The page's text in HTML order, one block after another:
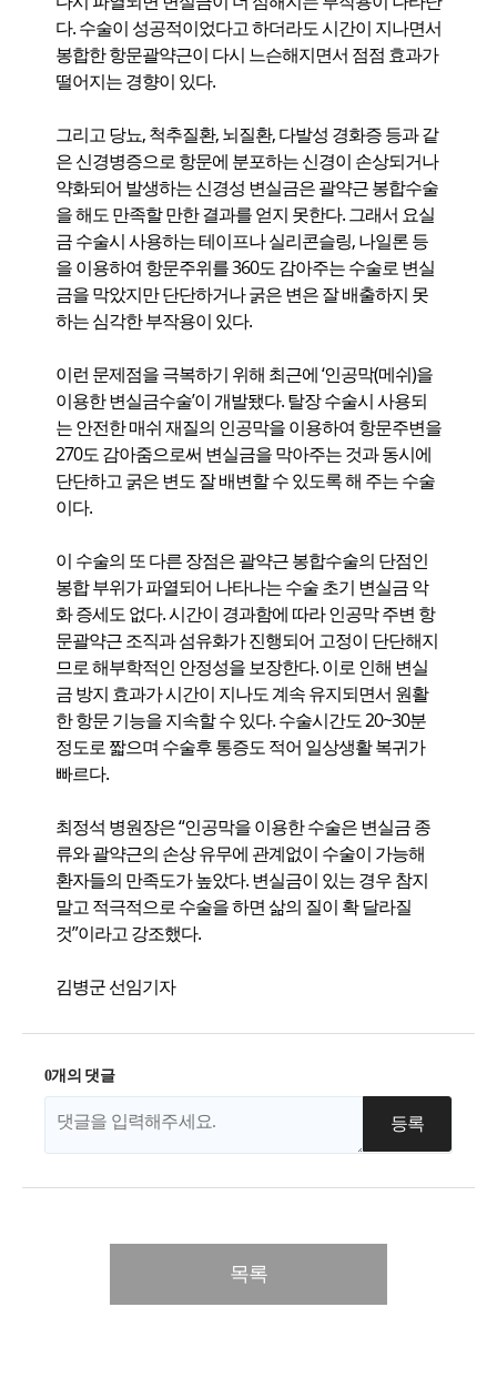
다. 수술이 성공적이었다고 하더라도 시간이 지나면서
봉합한 항문괄약근이 다시 느슨해지면서 점점 효과가
떨어지는 경향이 있다.
그리고 당뇨, 척추질환, 뇌질환, 다발성 경화증 등과 같
은 신경병증으로 항문에 분포하는 신경이 손상되거나
약화되어 발생하는 신경성 변실금은 괄약근 봉합수술
을 해도 만족할 만한 결과를 얻지 못한다. 그래서 요실
금 수술시 사용하는 테이프나 실리콘슬링, 나일론 등
을 이용하여 항문주위를 360도 감아주는 수술로 변실
금을 막았지만 단단하거나 굵은 변은 잘 배출하지 못
하는 심각한 부작용이 있다.
이런 문제점을 극복하기 위해 최근에 ‘인공막(메쉬)을
이용한 변실금수술’이 개발됐다. 탈장 수술시 사용되
는 안전한 매쉬 재질의 인공막을 이용하여 항문주변을
270도 감아줌으로써 변실금을 막아주는 것과 동시에
단단하고 굵은 변도 잘 배변할 수 있도록 해 주는 수술
이다.
이 수술의 또 다른 장점은 괄약근 봉합수술의 단점인
봉합 부위가 파열되어 나타나는 수술 초기 변실금 악
화 증세도 없다. 시간이 경과함에 따라 인공막 주변 항
문괄약근 조직과 섬유화가 진행되어 고정이 단단해지
므로 해부학적인 안정성을 보장한다. 이로 인해 변실
금 방지 효과가 시간이 지나도 계속 유지되면서 원활
한 항문 기능을 지속할 수 있다. 수술시간도 20~30분
정도로 짧으며 수술후 통증도 적어 일상생활 복귀가
빠르다.
최정석 병원장은 “인공막을 이용한 수술은 변실금 종
류와 괄약근의 손상 유무에 관계없이 수술이 가능해
환자들의 만족도가 높았다. 변실금이 있는 경우 참지
말고 적극적으로 수술을 하면 삶의 질이 확 달라질
것”이라고 강조했다.
김병군 선임기자
0개의 댓글
목록